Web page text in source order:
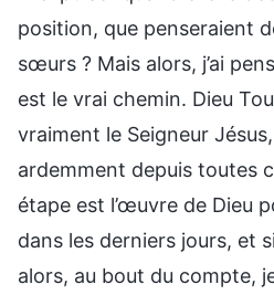
position, que penseraient
sœurs ? Mais alors, j’ai
est le vrai chemin. Dieu
vraiment le Seigneur
ardemment depuis toutes
étape est l’œuvre de Dieu
dans les derniers jours, et
alors, au bout du compte,